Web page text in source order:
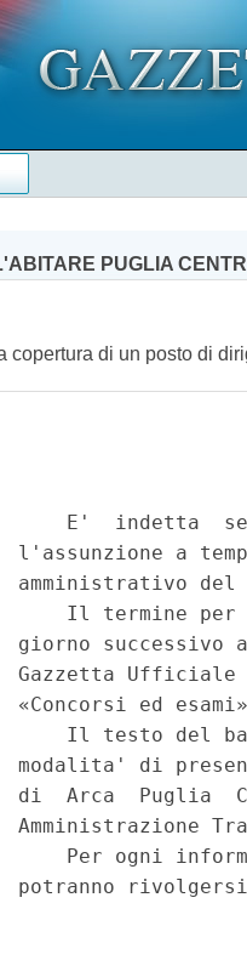
PUGLIA
di un posto di